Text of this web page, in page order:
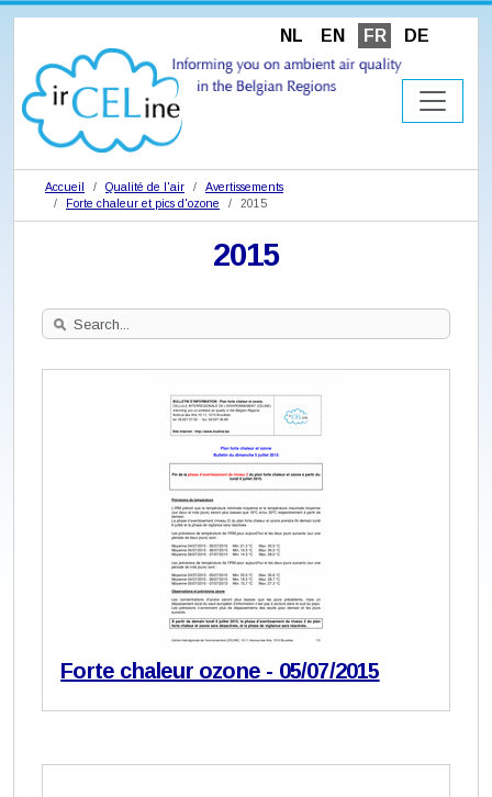
NL EN FR DE
Accueil Qualité de l'air
Avertissements
Forte chaleur et pics d'ozone
2015
2015
Search
Site
Forte chaleur ozone - 05/07/2015